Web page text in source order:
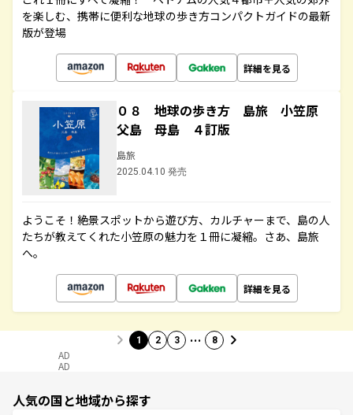
を楽しむ、携帯に便利な地球の歩き方コンパクトガイドの最新
版が登場
詳細を見る
０８ 地球の歩き方 島旅 小笠原
父島 母島 ４訂版
島旅
2025.04.10 発売
ようこそ！絶景スポットから遊び方、カルチャーまで、島の人
たちが教えてくれた小笠原の魅力を１冊に凝縮。さあ、島旅
へ。
詳細を見る
1 2 3 … 8
AD
AD
人気の国と地域から探す